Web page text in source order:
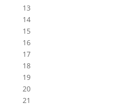
13
14
15
16
17
18
19
20
21